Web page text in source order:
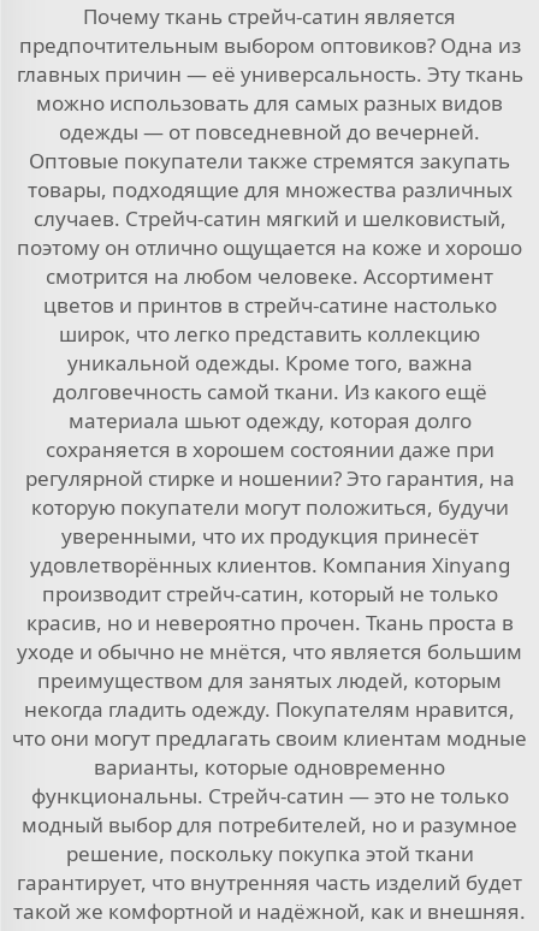
Почему ткань стрейч-сатин является
предпочтительным выбором оптовиков? Одна из
главных причин — её универсальность. Эту ткань
можно использовать для самых разных видов
одежды — от повседневной до вечерней.
Оптовые покупатели также стремятся закупать
товары, подходящие для множества различных
случаев. Стрейч-сатин мягкий и шелковистый,
поэтому он отлично ощущается на коже и хорошо
смотрится на любом человеке. Ассортимент
цветов и принтов в стрейч-сатине настолько
широк, что легко представить коллекцию
уникальной одежды. Кроме того, важна
долговечность самой ткани. Из какого ещё
материала шьют одежду, которая долго
сохраняется в хорошем состоянии даже при
регулярной стирке и ношении? Это гарантия, на
которую покупатели могут положиться, будучи
уверенными, что их продукция принесёт
удовлетворённых клиентов. Компания Xinyang
производит стрейч-сатин, который не только
красив, но и невероятно прочен. Ткань проста в
уходе и обычно не мнётся, что является большим
преимуществом для занятых людей, которым
некогда гладить одежду. Покупателям нравится,
что они могут предлагать своим клиентам модные
варианты, которые одновременно
функциональны. Стрейч-сатин — это не только
модный выбор для потребителей, но и разумное
решение, поскольку покупка этой ткани
гарантирует, что внутренняя часть изделий будет
такой же комфортной и надёжной, как и внешняя.